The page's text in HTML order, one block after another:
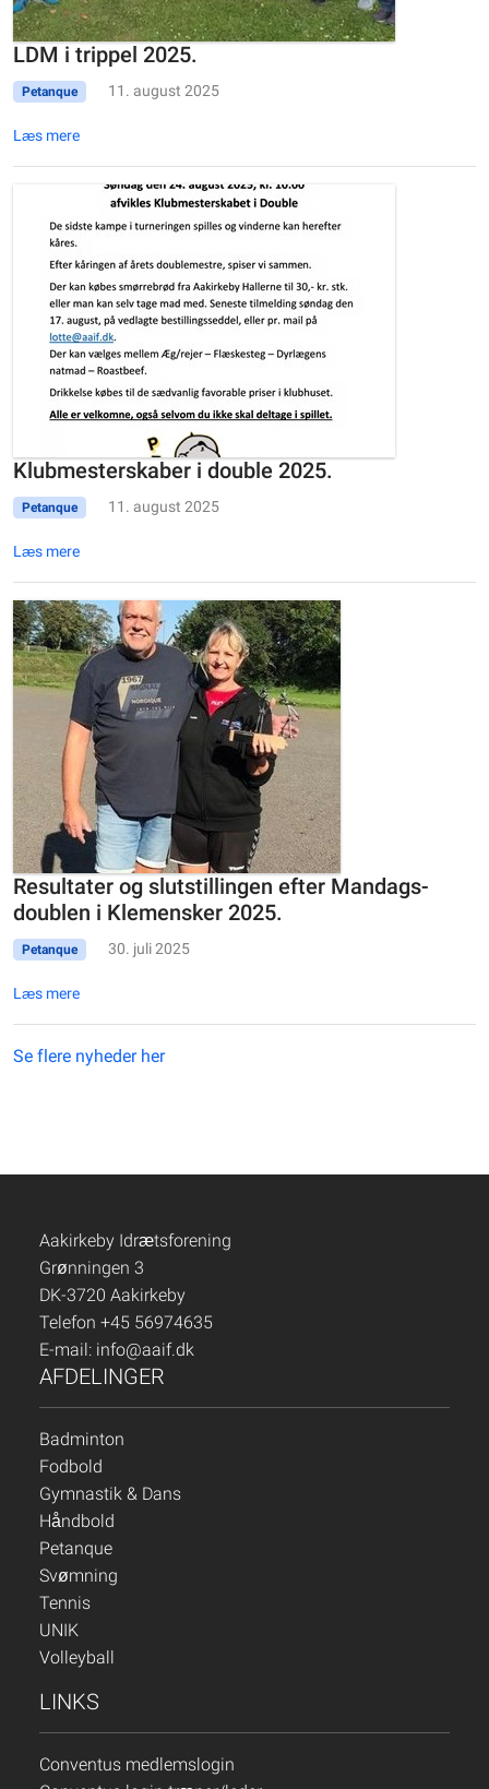
LDM i trippel 2025.
Petanque 11. august 2025
Læs mere
Klubmesterskaber i double 2025.
Petanque 11. august 2025
Læs mere
Resultater og slutstillingen efter Mandags-
doublen i Klemensker 2025.
Petanque 30. juli 2025
Læs mere
Se flere nyheder her
Aakirkeby Idrætsforening
Grønningen 3
DK-3720 Aakirkeby
Telefon +45 56974635
E-mail: info@aaif.dk
AFDELINGER
Badminton
Fodbold
Gymnastik & Dans
Håndbold
Petanque
Svømning
Tennis
UNIK
Volleyball
LINKS
Conventus medlemslogin